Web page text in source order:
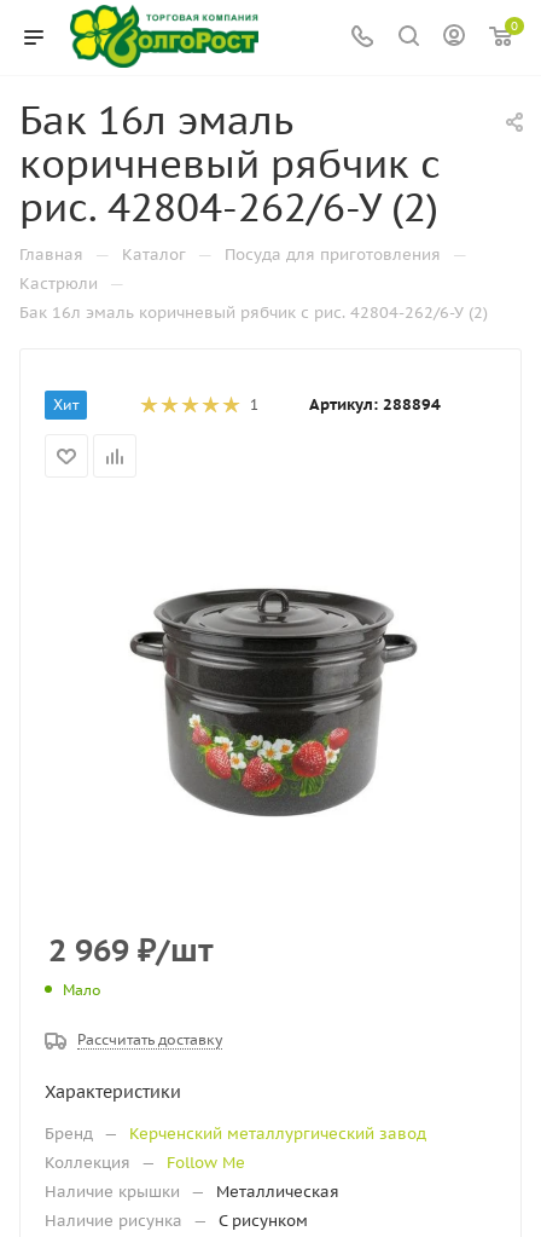
0
Бак 16л эмаль
коричневый рябчик с
рис. 42804-262/6-У (2)
Главная — Каталог — Посуда для приготовления —
Кастрюли —
Бак 16л эмаль коричневый рябчик с рис. 42804-262/6-У (2)
Хит 1 Артикул: 288894
2 969 ₽/шт
Мало
Рассчитать доставку
Характеристики
Бренд —
Керченский металлургический завод
Коллекция
—
Follow Me
Наличие крышки
—
Металлическая
Наличие рисунка
—
С рисунком